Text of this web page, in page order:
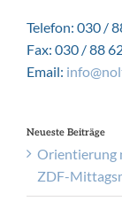
Telefon: 030 /
Fax: 030 / 88
Email:
Neueste Beiträge
Orientierung
ZDF-